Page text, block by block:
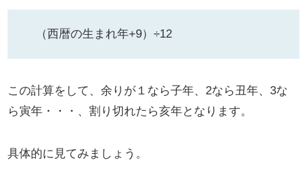
（西暦の生まれ年+9）÷12
この計算をして、余りが１なら子年、2なら丑年、3な
ら寅年・・・、割り切れたら亥年となります。
具体的に見てみましょう。